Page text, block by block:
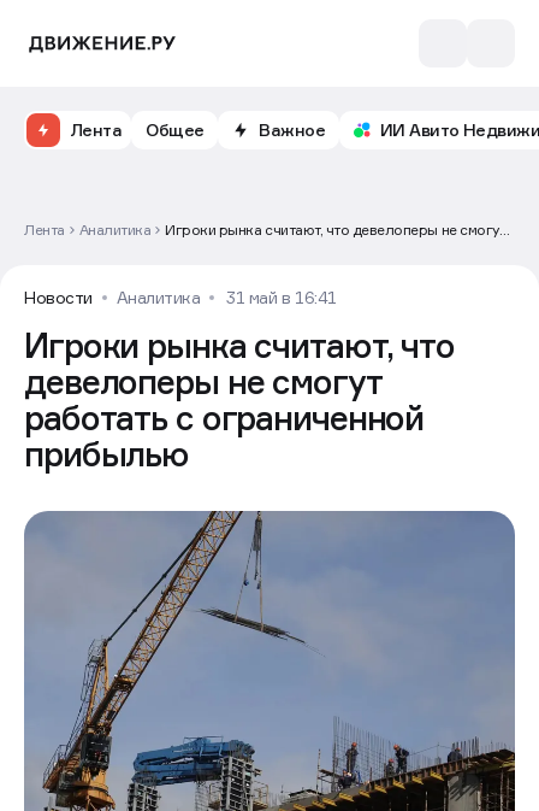
Лента Общее Важное ИИ Авито
Лента Аналитика
Игроки рынка считают, что девелоперы не смогут
Новости Аналитика 31 май в 16:41
Игроки рынка считают, что
девелоперы не смогут
работать с ограниченной
прибылью